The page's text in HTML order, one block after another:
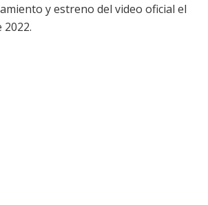
y estreno del video oficial el
2022.